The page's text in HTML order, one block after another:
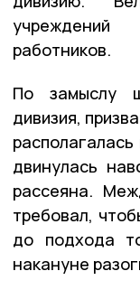
работников.
По замыслу
дивизия,
двинулась
рассеяна.
требовал,
до подхода
накануне